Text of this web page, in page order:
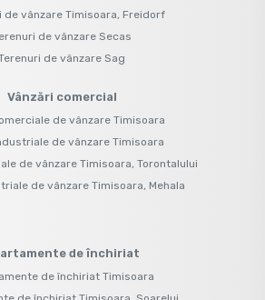
de vânzare Timisoara, Freidorf
de vânzare Secas
de vânzare Sag
Vânzări comercial
de vânzare Timisoara
de vânzare Timisoara
de vânzare Timisoara, Torontalului
de vânzare Timisoara, Mehala
de închiriat
de închiriat Timisoara